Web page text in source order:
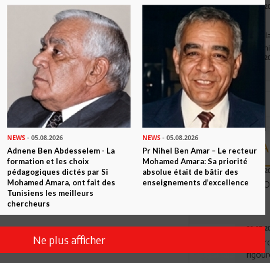
aux
Le
NEWS - 05.08.2026
Adnene Ben Abdesselem - La
formation et les choix
pédagogiques dictés par Si
Mohamed Amara, ont fait des
Tunisiens les meilleurs
chercheurs
NEWS- 05.08.2026
Pr Nihel Ben Amar – Le recteur
Mohamed Amara: Sa priorité
absolue était de bâtir des
enseignements d’excellence
Ne plus afficher